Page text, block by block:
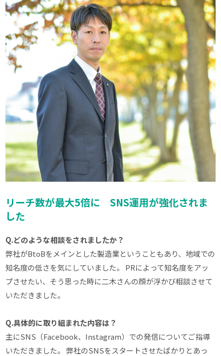
リーチ数が最大5倍に SNS運用が強化されま
した
Q.どのような相談をされましたか？
弊社がBtoBをメインとした製造業ということもあり、地域での
知名度の低さを気にしていました。 PRによって知名度をアッ
プさせたい、そう思った時に二木さんの顔が浮かび相談させて
いただきました。
Q.具体的に取り組まれた内容は？
主にSNS（Facebook、Instagram）での発信についてご指導
いただきました。 弊社のSNSをスタートさせたばかりとあっ